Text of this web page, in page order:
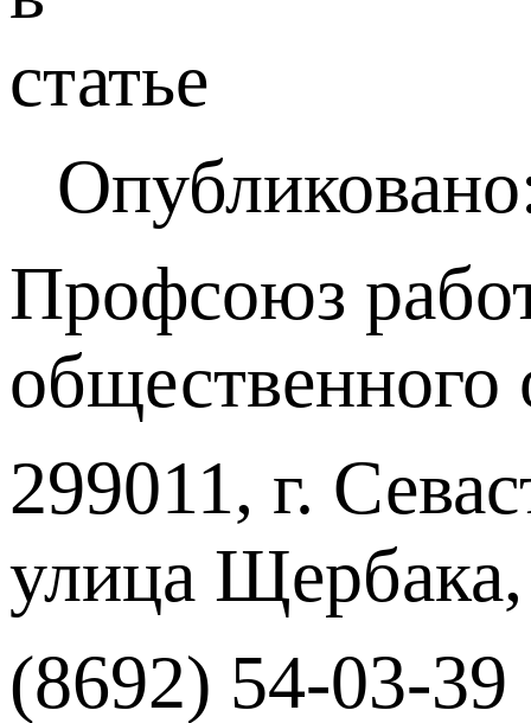
Профсоюз
299011, г.
улица
(8692) 54-03-39